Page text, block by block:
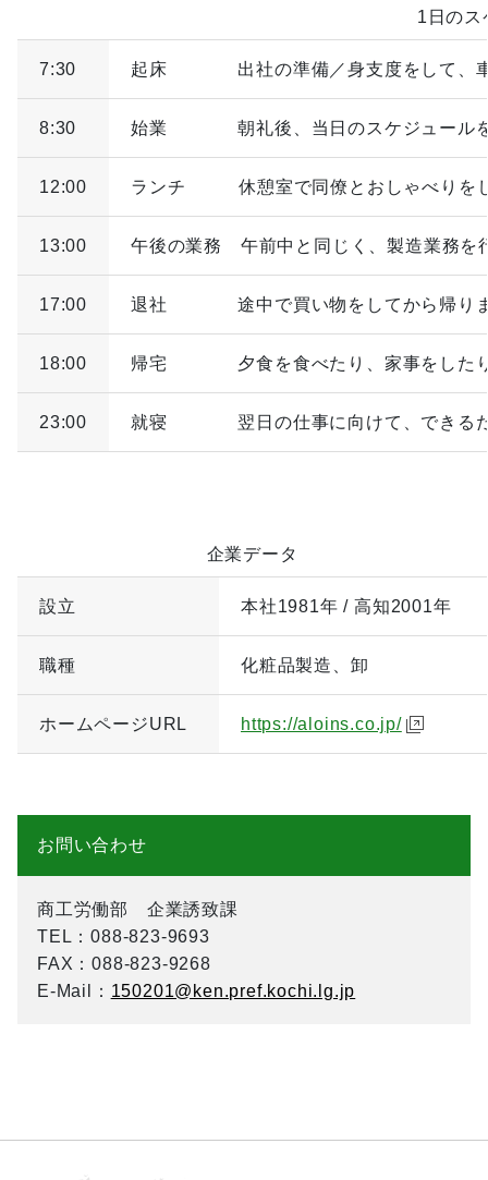
1日のス
7:30 起床 出社の準備／身支度をして、
8:30 始業 朝礼後、当日のスケジュール
12:00 ランチ 休憩室で同僚とおしゃべりを
13:00 午後の業務 午前中と同じく、製造業務を
17:00 退社 途中で買い物をしてから帰り
18:00 帰宅 夕食を食べたり、家事をした
23:00 就寝 翌日の仕事に向けて、できる
企業データ
設立 本社1981年 / 高知2001年
職種 化粧品製造、卸
ホームページURL https://aloins.co.jp/
お問い合わせ
商工労働部 企業誘致課
TEL ：088-823-9693
FAX ：088-823-9268
E-Mail
： 150201@ken.pref.kochi.lg.jp